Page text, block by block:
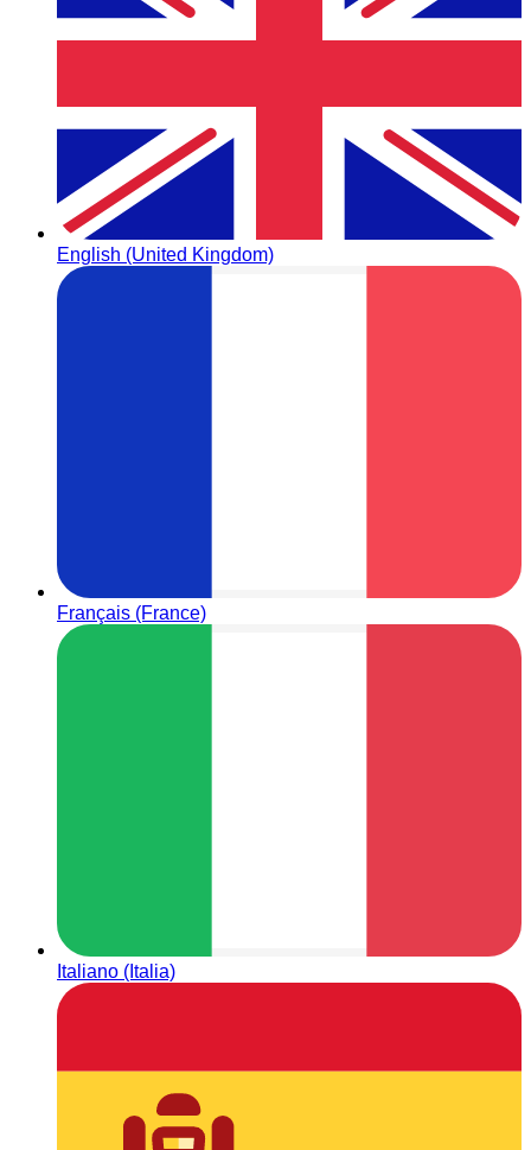
English (United Kingdom)
Français (France)
Italiano (Italia)